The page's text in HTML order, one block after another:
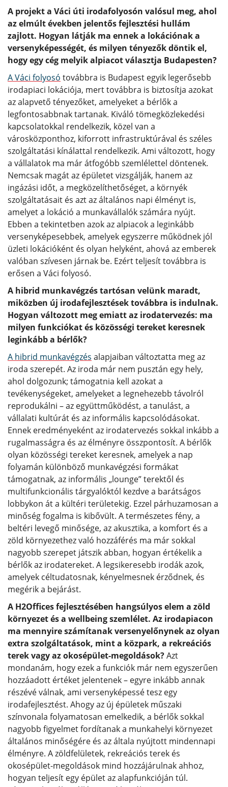
A projekt a Váci úti irodafolyosón valósul meg, ahol
az elmúlt években jelentős fejlesztési hullám
zajlott. Hogyan látják ma ennek a lokációnak a
versenyképességét, és milyen tényezők döntik el,
hogy egy cég melyik alpiacot választja Budapesten?
A Váci folyosó továbbra is Budapest egyik legerősebb
irodapiaci lokációja, mert továbbra is biztosítja azokat
az alapvető tényezőket, amelyeket a bérlők a
legfontosabbnak tartanak. Kiváló tömegközlekedési
kapcsolatokkal rendelkezik, közel van a
városközponthoz, kiforrott infrastruktúrával és széles
szolgáltatási kínálattal rendelkezik. Ami változott, hogy
a vállalatok ma már átfogóbb szemlélettel döntenek.
Nemcsak magát az épületet vizsgálják, hanem az
ingázási időt, a megközelíthetőséget, a környék
szolgáltatásait és azt az általános napi élményt is,
amelyet a lokáció a munkavállalók számára nyújt.
Ebben a tekintetben azok az alpiacok a leginkább
versenyképesebbek, amelyek egyszerre működnek jól
üzleti lokációként és olyan helyként, ahová az emberek
valóban szívesen járnak be. Ezért teljesít továbbra is
erősen a Váci folyosó.
A hibrid munkavégzés tartósan velünk maradt,
miközben új irodafejlesztések továbbra is indulnak.
Hogyan változott meg emiatt az irodatervezés: ma
milyen funkciókat és közösségi tereket keresnek
leginkább a bérlők?
A hibrid munkavégzés alapjaiban változtatta meg az
iroda szerepét. Az iroda már nem pusztán egy hely,
ahol dolgozunk; támogatnia kell azokat a
tevékenységeket, amelyeket a legnehezebb távolról
reprodukálni – az együttműködést, a tanulást, a
vállalati kultúrát és az informális kapcsolódásokat.
Ennek eredményeként az irodatervezés sokkal inkább a
rugalmasságra és az élményre összpontosít. A bérlők
olyan közösségi tereket keresnek, amelyek a nap
folyamán különböző munkavégzési formákat
támogatnak, az informális „lounge” terektől és
multifunkcionális tárgyalóktól kezdve a barátságos
lobbykon át a kültéri területekig. Ezzel párhuzamosan a
minőség fogalma is kibővült. A természetes fény, a
beltéri levegő minősége, az akusztika, a komfort és a
zöld környezethez való hozzáférés ma már sokkal
nagyobb szerepet játszik abban, hogyan értékelik a
bérlők az irodatereket. A legsikeresebb irodák azok,
amelyek céltudatosnak, kényelmesnek érződnek, és
megérik a bejárást.
A H2Offices fejlesztésében hangsúlyos elem a zöld
környezet és a wellbeing szemlélet. Az irodapiacon
ma mennyire számítanak versenyelőnynek az olyan
extra szolgáltatások, mint a közpark, a rekreációs
terek vagy az okosépület-megoldások?Azt
mondanám, hogy ezek a funkciók már nem egyszerűen
hozzáadott értéket jelentenek – egyre inkább annak
részévé válnak, ami versenyképessé tesz egy
irodafejlesztést. Ahogy az új épületek műszaki
színvonala folyamatosan emelkedik, a bérlők sokkal
nagyobb figyelmet fordítanak a munkahelyi környezet
általános minőségére és az általa nyújtott mindennapi
élményre. A zöldfelületek, rekreációs terek és
okosépület-megoldások mind hozzájárulnak ahhoz,
hogyan teljesít egy épület az alapfunkcióján túl.